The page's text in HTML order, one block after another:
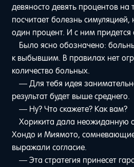
девяносто девять процентов на
посчитает болезнь симуляцией,
один процент. И с ним придется
Было ясно обозначено:
к выбывшим. В правилах нет
количество больных.
— Для тебя идея
результат будет выше среднего.
— Ну? Что скажете? Как вам?
Хорикита дала неожиданную
Хондо и Миямото,
выражали согласие.
— Эта стратегия принесет